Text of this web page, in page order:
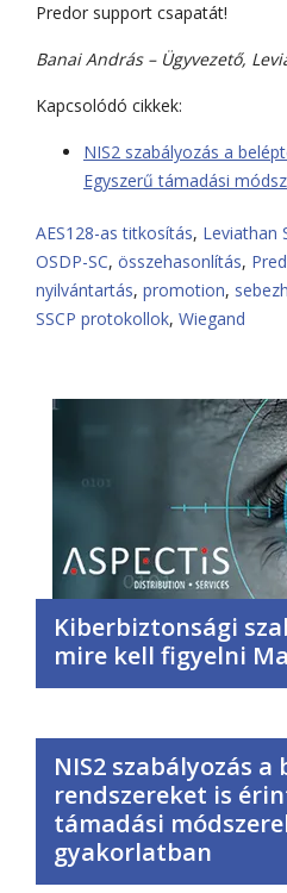
Predor support csapatát!
Banai András – Ügyvezető,
Kapcsolódó cikkek:
NIS2 szabályozás a
Egyszerű támadási
AES128-as titkosítás, Leviathan
OSDP-SC, összehasonlítás,
nyilvántartás, promotion,
SSCP protokollok, Wiegand
Kiberbiztonsági
mire kell figyelni
NIS2 szabályozás
rendszereket is
támadási
gyakorlatban